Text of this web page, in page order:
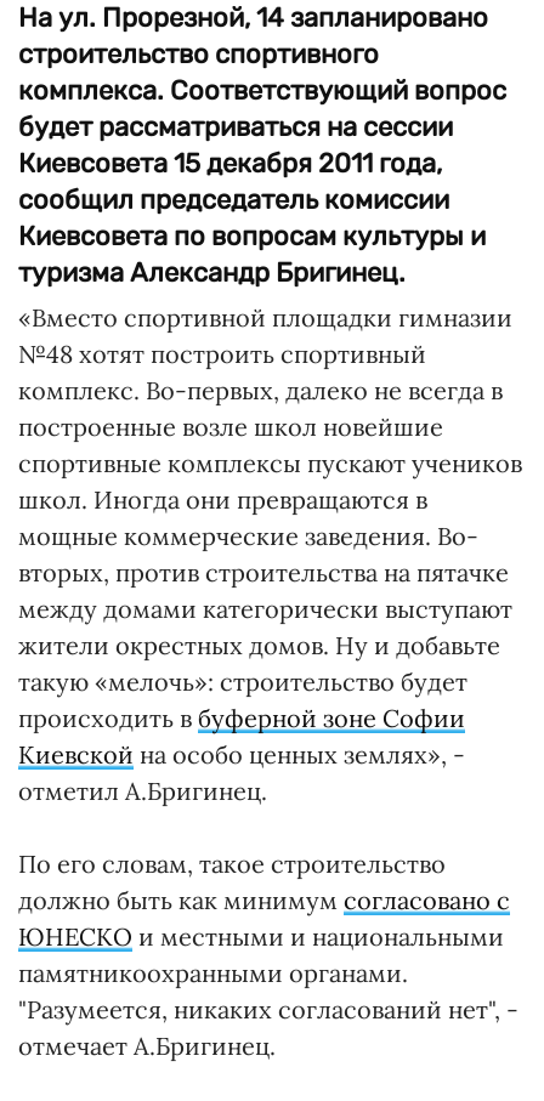
На ул. Прорезной, 14 запланировано
строительство спортивного
комплекса. Соответствующий вопрос
будет рассматриваться на сессии
Киевсовета 15 декабря 2011 года,
сообщил председатель комиссии
Киевсовета по вопросам культуры и
туризма Александр Бригинец.
«Вместо спортивной площадки гимназии
№48 хотят построить спортивный
комплекс. Во-первых, далеко не всегда в
построенные возле школ новейшие
спортивные комплексы пускают учеников
школ. Иногда они превращаются в
мощные коммерческие заведения. Во-
вторых, против строительства на пятачке
между домами категорически выступают
жители окрестных домов. Ну и добавьте
такую «мелочь»: строительство будет
происходить в буферной зоне Софии
Киевской на особо ценных землях», -
отметил А.Бригинец.
По его словам, такое строительство
должно быть как минимум согласовано с
ЮНЕСКО и местными и национальными
памятникоохранными органами.
"Разумеется, никаких согласований нет", -
отмечает А.Бригинец.